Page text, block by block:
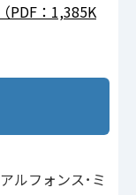
PDF：1,385K
ルフォンス･ミ